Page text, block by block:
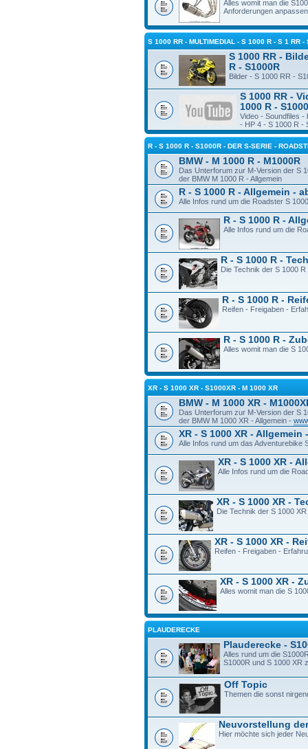
Alles womit man die
Anforderungen
S 1000 RR - MULTIMEDIAL - S 1000 R - S 1 RR -
S 1000 RR -
R - S1000R
Bilder - S 1000 RR -
S 1000 RR -
1000 R -
Video - Soundfiles -
- HP 4 - S 1000 R -
R - S 1000 R - S1000R - DER S-SERIE -
BMW - M 1000 R - M1000R
Das Unterforum zur M-Version der S
der BMW M 1000 R - Allgemein
R - S 1000 R - Allgemein -
Alle Infos rund um die Roadster S
R - S 1000 R -
Alle Infos rund um die
R - S 1000 R -
Die Technik der S 1000
R - S 1000 R -
Reifen - Freigaben -
R - S 1000 R -
Alles womit man die S
XR - S 1000 XR - S1000XR - M 1000 XR
BMW - M 1000 XR -
Das Unterforum zur M-Version der S
der BMW M 1000 XR - Allgemein -
XR - S 1000 XR -
Alle Infos rund um das Adventurebike
XR - S 1000 XR -
Alle Infos rund um die
XR - S 1000 XR -
Die Technik der S 1000
XR - S 1000 XR -
Reifen - Freigaben -
XR - S 1000 XR -
Alles womit man die S
PLAUDERECKE
Plauderecke -
Alles rund um die
S1000R und S 1000 XR
Off Topic
Themen die sonst
Neuvorstellung
Hier möchte sich jeder